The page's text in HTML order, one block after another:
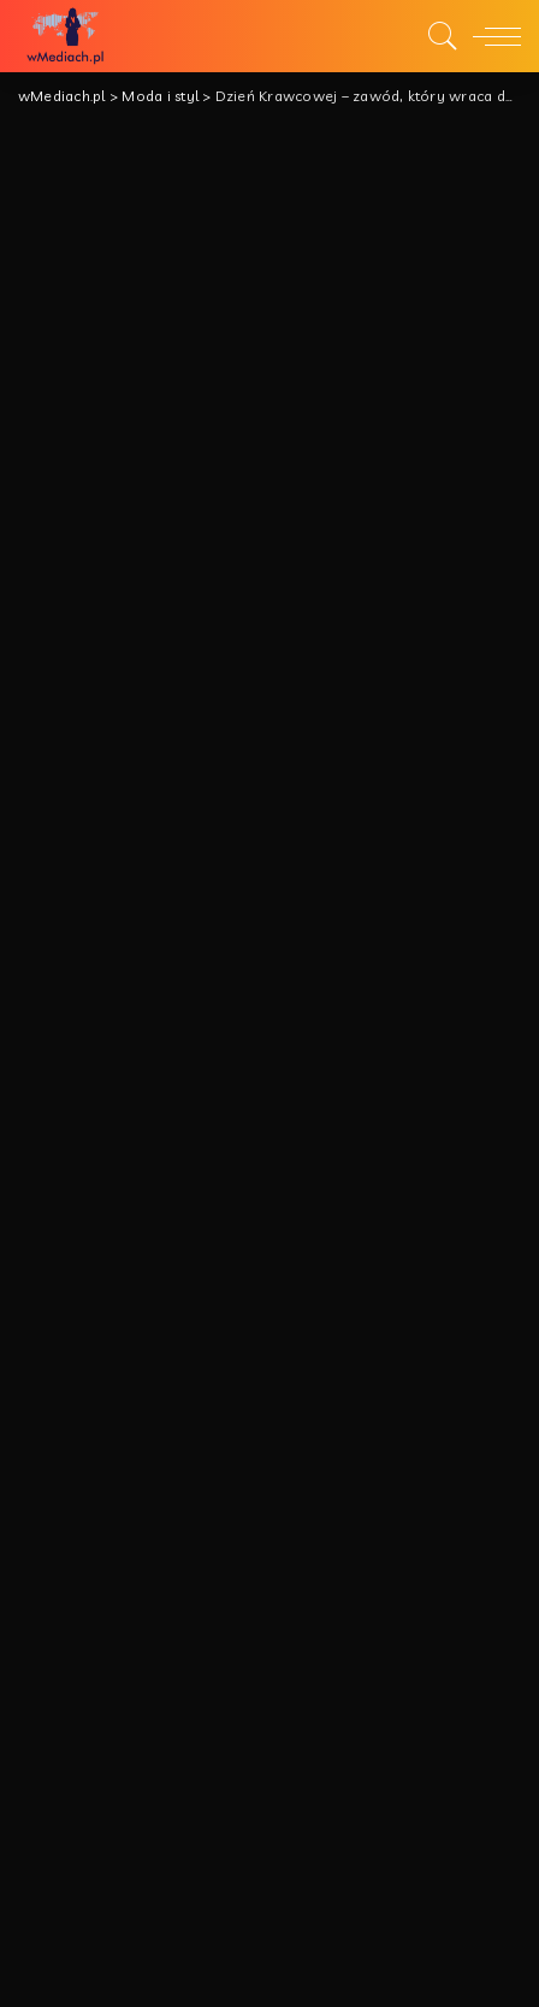
wMediach.pl> Moda i styl> Dzień Krawcowej – zawód, który wraca do łask – Między tradycją, kreatywnością i nowoczesnymi technologiami